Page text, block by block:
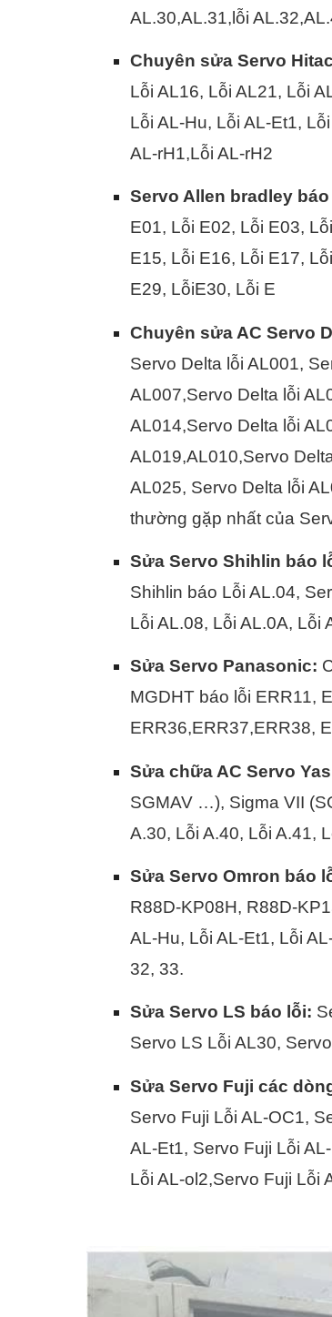
AL.30,AL.31,lỗi
Chuyên sửa Servo
Lỗi AL16, Lỗi AL21, Lỗi
Lỗi AL-Hu, Lỗi AL-Et1,
AL-rH1,Lỗi AL-rH2
Servo Allen bradley
E01, Lỗi E02, Lỗi E03,
E15, Lỗi E16, Lỗi E17,
E29, LỗiE30, Lỗi E
Chuyên sửa AC Servo
Servo Delta lỗi AL001,
AL007,Servo Delta lỗi
AL014,Servo Delta lỗi
AL019,AL010,Servo
AL025, Servo Delta lỗi
thường gặp nhất của
Sửa Servo Shihlin báo
Shihlin báo Lỗi AL.04,
Lỗi AL.08, Lỗi AL.0A, Lỗi
Sửa Servo Panasonic:
MGDHT báo lỗi ERR11,
ERR36,ERR37,ERR38,
Sửa chữa AC Servo
SGMAV …), Sigma VII
A.30, Lỗi A.40, Lỗi A.41,
Sửa Servo Omron báo
R88D-KP08H, R88D-
AL-Hu, Lỗi AL-Et1, Lỗi
32, 33.
Sửa Servo LS báo lỗi:
Servo LS Lỗi AL30,
Sửa Servo Fuji các
Servo Fuji Lỗi AL-OC1,
AL-Et1, Servo Fuji Lỗi
Lỗi AL-ol2,Servo Fuji Lỗi